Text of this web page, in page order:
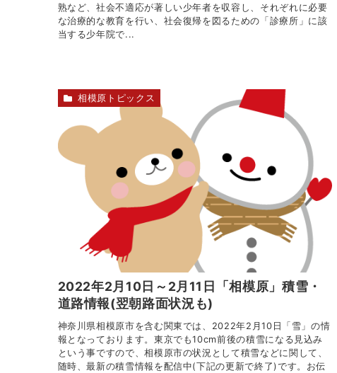
熟など、社会不適応が著しい少年者を収容し、それぞれに必要
な治療的な教育を行い、社会復帰を図るための「診療所」に該
当する少年院で...
2022年2月10日～2月11日「相模原」積雪・
道路情報(翌朝路面状況も)
神奈川県相模原市を含む関東では、2022年2月10日「雪」の情
報となっております。東京でも10cm前後の積雪になる見込み
という事ですので、相模原市の状況として積雪などに関して、
随時、最新の積雪情報を配信中(下記の更新で終了)です。お伝
相模原トピックス